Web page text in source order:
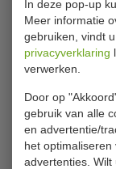
In deze pop-up
Meer informatie
gebruiken, vindt
privacyverklaring
verwerken.
Door op
gebruik van alle
en advertentie/
het
advertenties.
dat de barman
omdat hij niet
het juiste
nodig? Bij ons
klapdeuren of